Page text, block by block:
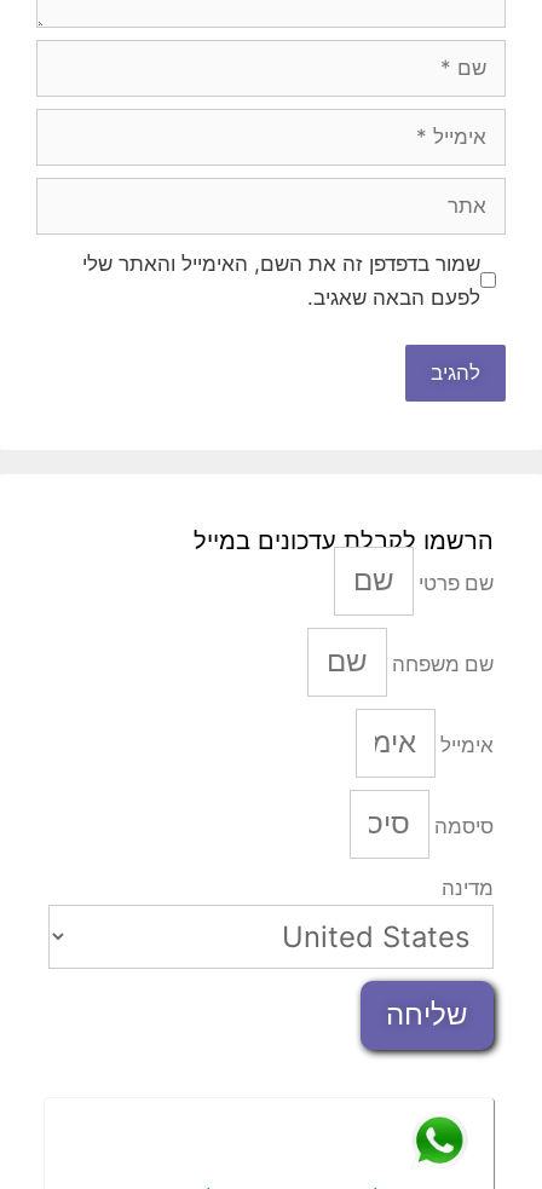
שמור בדפדפן זה את השם, האימייל והאתר שלי
לפעם הבאה שאגיב.
הרשמו לקבלת עדכונים במייל
שם פרטי
שם משפחה
אימייל
סיסמה
מדינה
שליחה